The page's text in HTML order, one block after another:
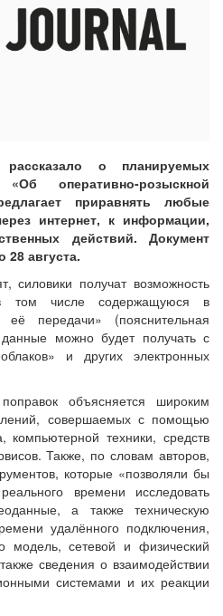
рассказало о планируемых
оперативно-розыскной
приравнять любые
интернет, к информации,
действий. Документ
августа.
силовики получат возможность
том числе содержащуюся в
её передачи» (пояснительная
данные можно будет получать с
и других электронных
объясняется широким
совершаемых с помощью
компьютерной техники, средств
Также, по словам авторов,
которые «позволяли бы
времени исследовать
а также техническую
удалённого подключения,
модель, сетевой и физический
сведения о взаимодействии
системами и их реакции